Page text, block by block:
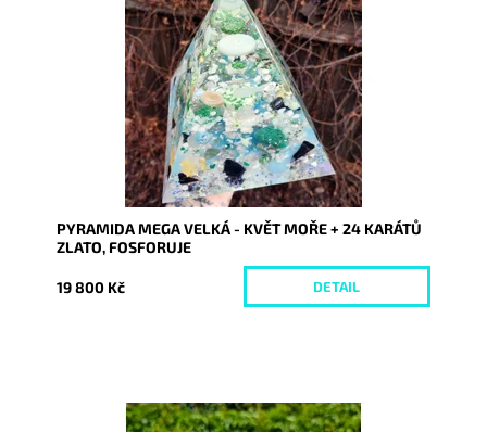
Dostupnost:
Vyprodáno
7955
PYRAMIDA MEGA VELKÁ - KVĚT MOŘE + 24 KARÁTŮ
ZLATO, FOSFORUJE
19 800 Kč DETAIL